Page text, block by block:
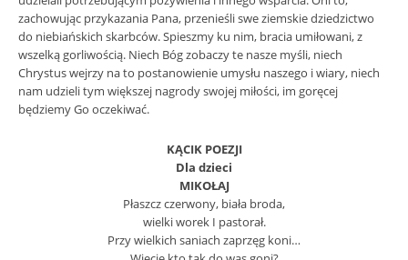
zachowując przykazania Pana, przenieśli swe ziemskie dziedzictwo
do niebiańskich skarbców. Spieszmy ku nim, bracia umiłowani, z
wszelką gorliwością. Niech Bóg zobaczy te nasze myśli, niech
Chrystus wejrzy na to postanowienie umysłu naszego i wiary, niech
nam udzieli tym większej nagrody swojej miłości, im goręcej
będziemy Go oczekiwać.
KĄCIK POEZJI
Dla dzieci
MIKOŁAJ
Płaszcz czerwony, biała broda,
wielki worek I pastorał.
Przy wielkich saniach zaprzęg koni…